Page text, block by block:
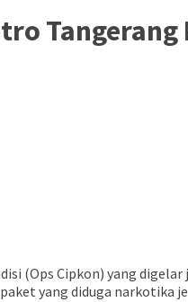
(Ops Cipkon) yang
yang diduga narkotika